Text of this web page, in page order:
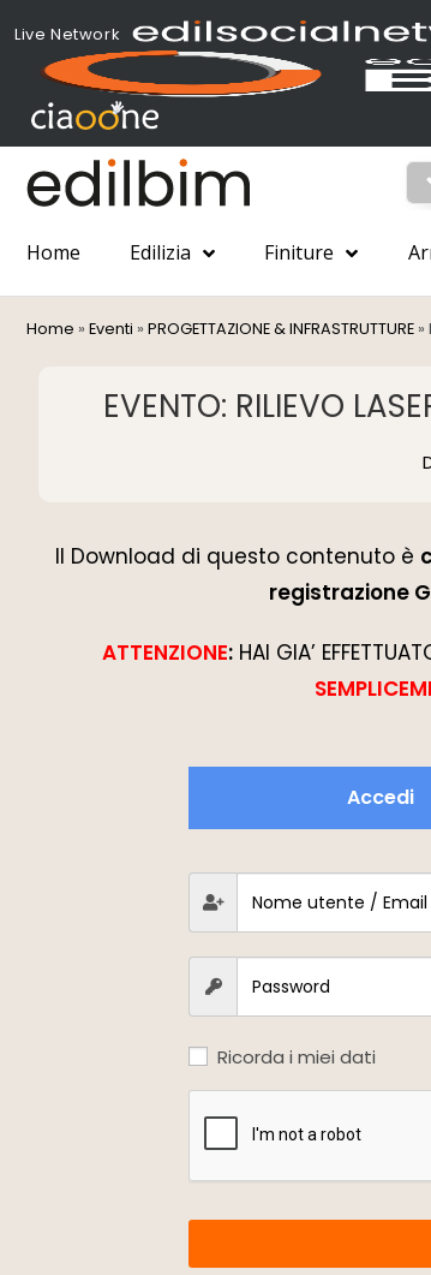
Live Network
Home Edilizia Finiture
Home » Eventi » PROGETTAZIONE & INFRASTRUTTURE »
EVENTO: RILIEVO
Il Download di questo contenuto è
registrazione
ATTENZIONE:HAI GIA’
Accedi
Ricorda i miei dati